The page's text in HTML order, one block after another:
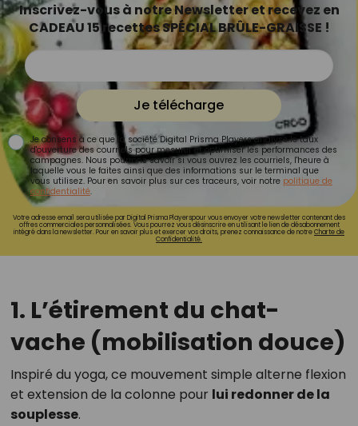
Inscrivez-vous à notre Newsletter et recevez en
CADEAU 15 recettes SPÉCIAL BRÛLE-GRAISSE !
Je télécharge
Je consens à ce que la société Digital Prisma Players analyse le taux
d'ouverture des courriels pour mesurer et optimiser les performances des
campagnes. Nous pourrons savoir si vous ouvrez les courriels, l'heure à
laquelle vous le faites ainsi que des informations sur le terminal que
vous utilisez. Pour en savoir plus sur ces traceurs, voir notre politique de
confidentialité.
Votre adresse email sera utilisée par Digital Prisma Playerspour vous envoyer votre newsletter contenant des
offres commerciales personnalisées. Vous pourrez vous désinscrire en utilisant le lien de désabonnement
intégré dans la newsletter. Pour en savoir plus et exercer vos droits, prenez connaissance de notreCharte de
Confidentialité.
1. L’étirement du chat-
vache (mobilisation douce)
Inspiré du yoga, ce mouvement simple alterne flexion
et extension de la colonne pour lui redonner de la
souplesse.